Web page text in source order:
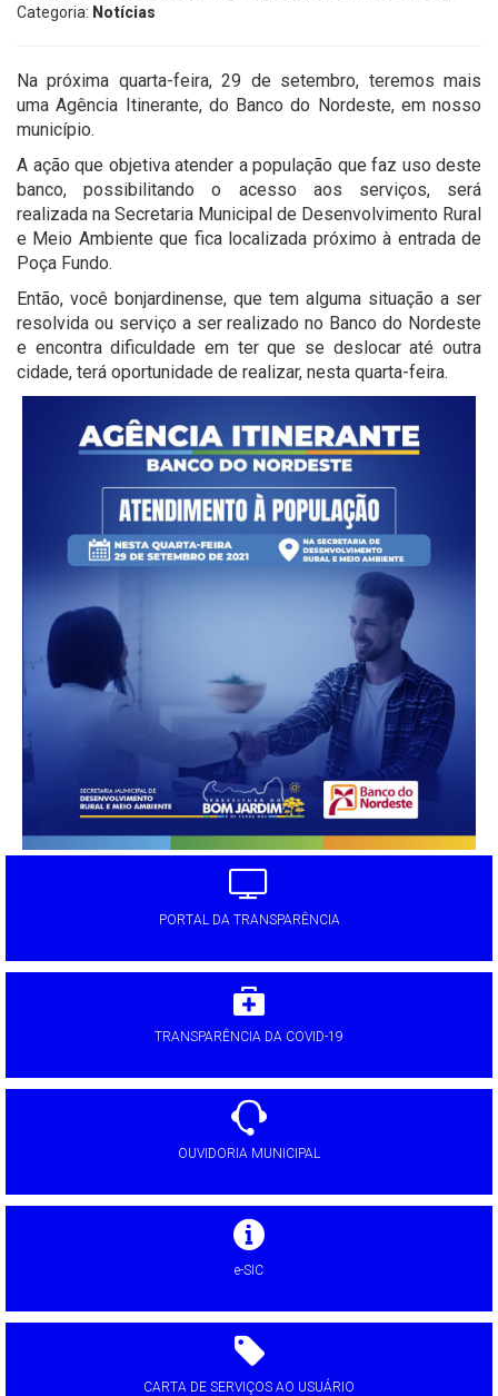
Categoria: Notícias
Na próxima quarta-feira, 29 de setembro, teremos mais
uma Agência Itinerante, do Banco do Nordeste, em nosso
município.
A ação que objetiva atender a população que faz uso deste
banco, possibilitando o acesso aos serviços, será
realizada na Secretaria Municipal de Desenvolvimento Rural
e Meio Ambiente que fica localizada próximo à entrada de
Poça Fundo.
Então, você bonjardinense, que tem alguma situação a ser
resolvida ou serviço a ser realizado no Banco do Nordeste
e encontra dificuldade em ter que se deslocar até outra
cidade, terá oportunidade de realizar, nesta quarta-feira.
PORTAL DA TRANSPARÊNCIA
TRANSPARÊNCIA DA COVID-19
OUVIDORIA MUNICIPAL
e-SIC
CARTA DE SERVIÇOS AO USUÁRIO